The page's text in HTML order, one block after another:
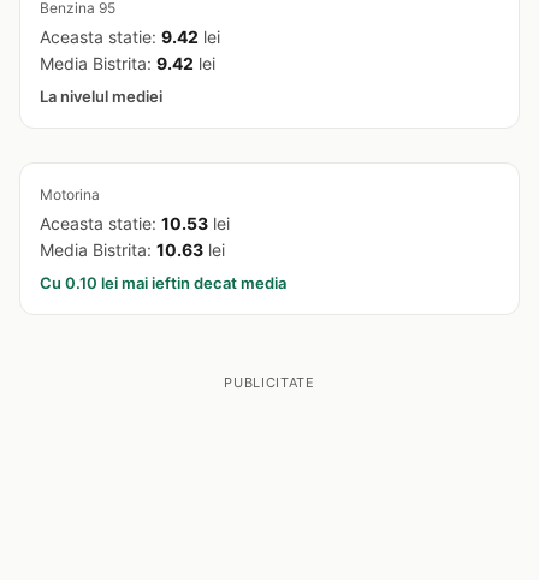
Benzina 95
Aceasta statie: 9.42 lei
Media Bistrita: 9.42 lei
La nivelul mediei
Motorina
Aceasta statie: 10.53 lei
Media Bistrita: 10.63 lei
Cu 0.10 lei mai ieftin decat media
PUBLICITATE